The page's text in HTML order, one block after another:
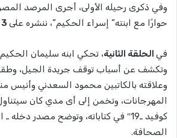
وفي ذكرى رحيله الأولى، أجرى المرصد
حوارًا مع ابنته” إسراء الحكيم”، ننشره على
في الحلقة الثانية، تحكي ابنه سليمان
وتكشف عن أسباب توقف جريدة الجيل،
وعلاقته بالكاتبين محمود السعدني وأنيس
المهرجانات، وتخمن إلى أى مدي كان
كوفيد ـ19″ في كتاباته، وتوضح مصدر
الصحافة.